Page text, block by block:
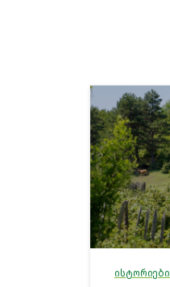
ისტორიები